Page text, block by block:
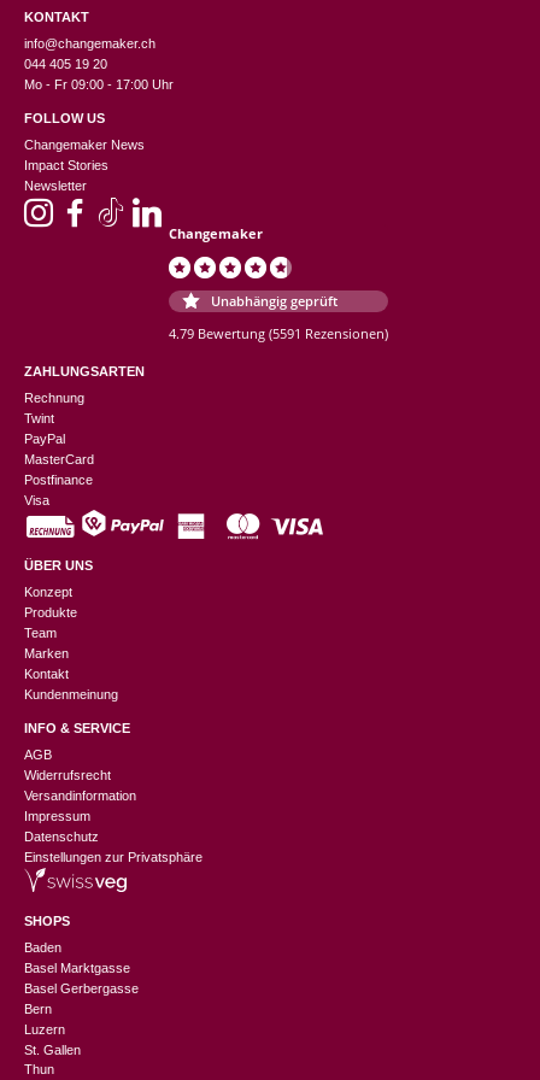
KONTAKT
info@changemaker.ch
044 405 19 20
Mo - Fr 09:00 - 17:00 Uhr
FOLLOW US
Changemaker News
Impact Stories
Newsletter
Changemaker
Unabhängig geprüft
4.79 Bewertung (5591 Rezensionen)
ZAHLUNGSARTEN
Rechnung
Twint
PayPal
MasterCard
Postfinance
Visa
ÜBER UNS
Konzept
Produkte
Team
Marken
Kontakt
Kundenmeinung
INFO & SERVICE
AGB
Widerrufsrecht
Versandinformation
Impressum
Datenschutz
Einstellungen zur Privatsphäre
SHOPS
Baden
Basel Marktgasse
Basel Gerbergasse
Bern
Luzern
St. Gallen
Thun